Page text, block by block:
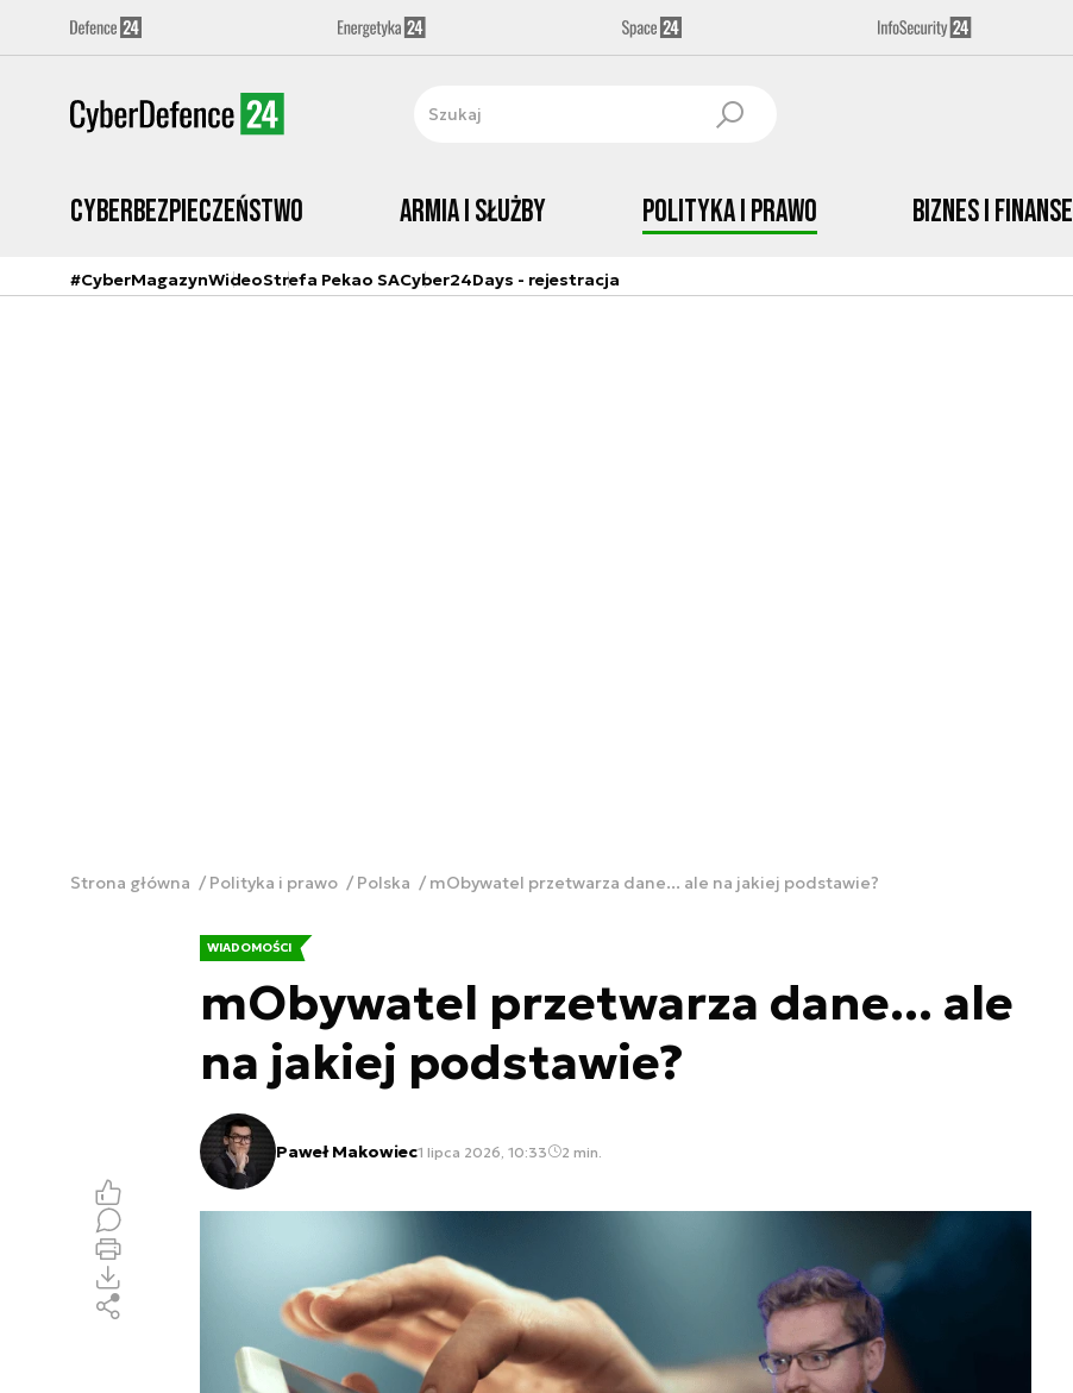
Cyberbezpieczeństwo Armia i Służby Polityka i prawo Biznes i Finanse
#CyberMagazynWideoStrefa Pekao SACyber24Days - rejestracja
Strona główna Polityka i prawo Polska mObywatel przetwarza dane... ale na jakiej podstawie?
WIADOMOŚCI
mObywatel przetwarza dane... ale
na jakiej podstawie?
Paweł Makowiec1 lipca 2026, 10:33 2 min.